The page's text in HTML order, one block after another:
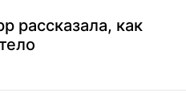
рассказала, как